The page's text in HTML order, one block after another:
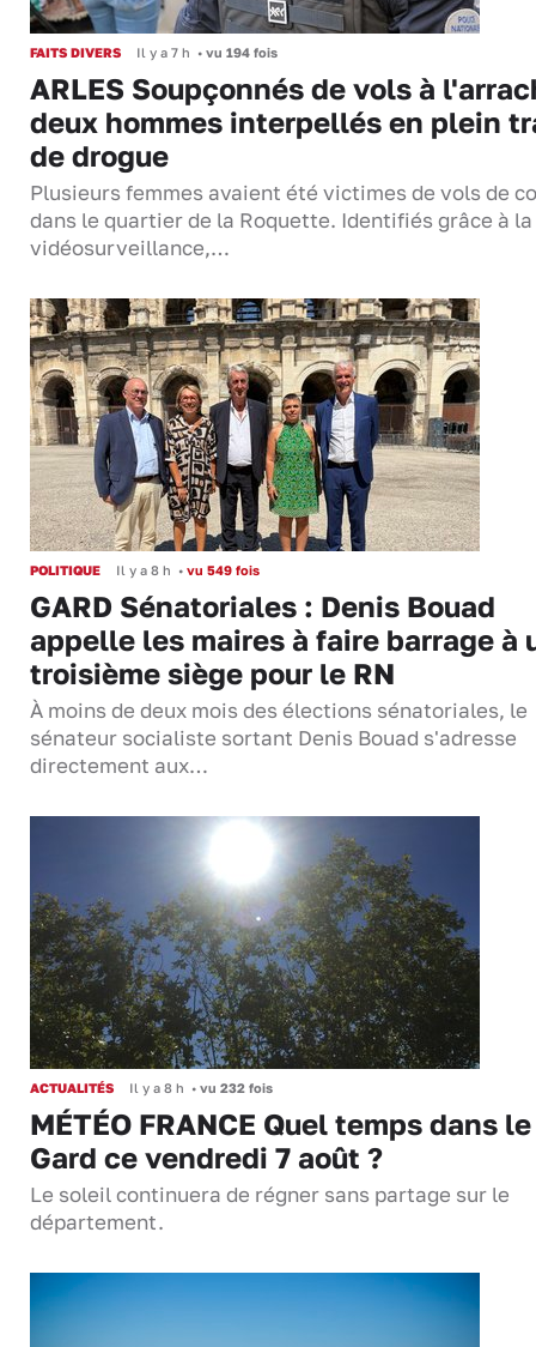
FAITS DIVERS Il y a 7 h • vu 194 fois
ARLES Soupçonnés de vols à
deux hommes interpellés en plein
de drogue
Plusieurs femmes avaient été victimes de vols de
dans le quartier de la Roquette. Identifiés grâce à la
vidéosurveillance,…
POLITIQUE Il y a 8 h • vu 549 fois
GARD Sénatoriales : Denis Bouad
appelle les maires à faire barrage à
troisième siège pour le RN
À moins de deux mois des élections sénatoriales, le
sénateur socialiste sortant Denis Bouad s'adresse
directement aux…
ACTUALITÉS Il y a 8 h • vu 232 fois
MÉTÉO FRANCE Quel temps dans le
Gard ce vendredi 7 août ?
Le soleil continuera de régner sans partage sur le
département.